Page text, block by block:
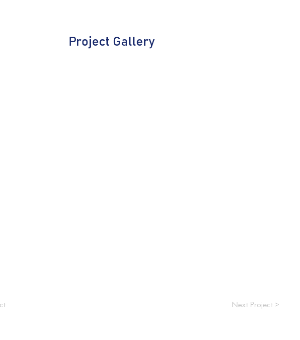
Project Gallery
Next Project >